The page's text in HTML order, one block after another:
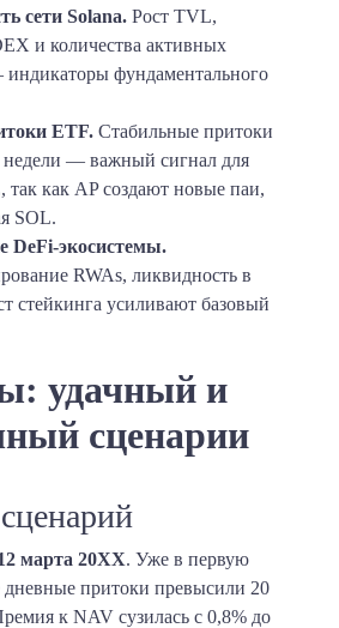
сети Solana. Рост TVL,
и количества активных
индикаторы фундаментального
ETF. Стабильные притоки
недели — важный сигнал для
так как AP создают новые паи,
SOL.
DeFi-экосистемы.
RWAs, ликвидность в
стейкинга усиливают базовый
удачный и
сценарии
марта 20XX. Уже в первую
дневные притоки превысили 20
к NAV сузилась с 0,8% до